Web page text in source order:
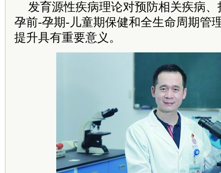
发育源性疾病理论对预防相关疾病
孕前-孕期-儿童期保健和全生命周期管
提升具有重要意义。